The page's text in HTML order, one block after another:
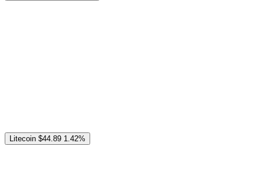
Litecoin $44.89 1.42%